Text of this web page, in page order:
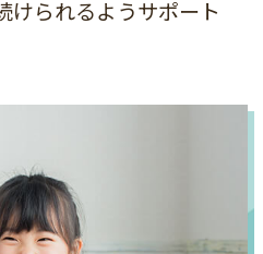
けられるようサポート